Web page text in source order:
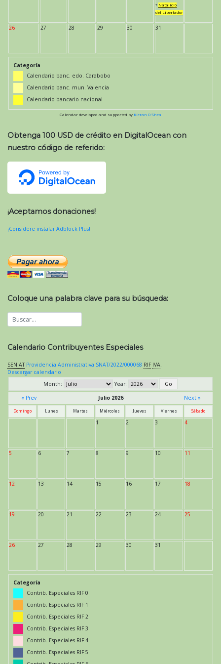
* Natalicio
del Libertador
26 27 28 29 30 31
Categoría
Calendario banc. edo. Carabobo
Calendario banc. mun. Valencia
Calendario bancario nacional
Calendar developed and supported by Kieran O'Shea
Obtenga 100 USD de crédito en DigitalOcean con
nuestro código de referido:
¡Aceptamos donaciones!
¡Considere instalar Adblock Plus!
Coloque una palabra clave para su búsqueda:
Calendario Contribuyentes Especiales
SENIAT Providencia Administrativa SNAT/2022/000068 RIF IVA.
Descargar calendario
Month:
Year:
« Prev
Julio 2026 Next »
Domingo Lunes Martes Miércoles Jueves Viernes Sábado
1 2 3 4
5 6 7 8 9 10 11
12 13 14 15 16 17 18
19 20 21 22 23 24 25
26 27 28 29 30 31
Categoría
Contrib. Especiales RIF 0
Contrib. Especiales RIF 1
Contrib. Especiales RIF 2
Contrib. Especiales RIF 3
Contrib. Especiales RIF 4
Contrib. Especiales RIF 5